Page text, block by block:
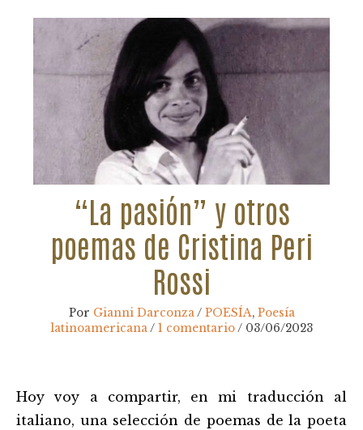
“La pasión” y otros
poemas de Cristina Peri
Rossi
Por Gianni Darconza/ POESÍA, Poesía
latinoamericana/ 1 comentario/ 03/06/2023
Hoy voy a compartir, en mi traducción al
italiano, una selección de poemas de la poeta
de
entradas